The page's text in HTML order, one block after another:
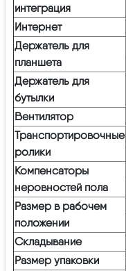
интеграция
Интернет
Держатель для
планшета
Держатель для
бутылки
Вентилятор
Транспортировочные
ролики
Компенсаторы
неровностей пола
Размер в рабочем
положении
Складывание
Размер упаковки